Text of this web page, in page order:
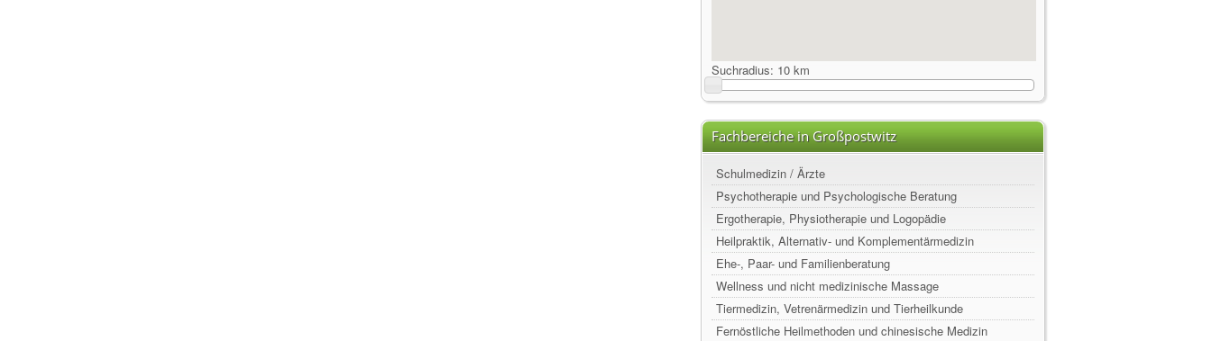
Suchradius: 10 km
Fachbereiche in Großpostwitz
Schulmedizin / Ärzte
Psychotherapie und Psychologische Beratung
Ergotherapie, Physiotherapie und Logopädie
Heilpraktik, Alternativ- und Komplementärmedizin
Ehe-, Paar- und Familienberatung
Wellness und nicht medizinische Massage
Tiermedizin, Vetrenärmedizin und Tierheilkunde
Fernöstliche Heilmethoden und chinesische Medizin